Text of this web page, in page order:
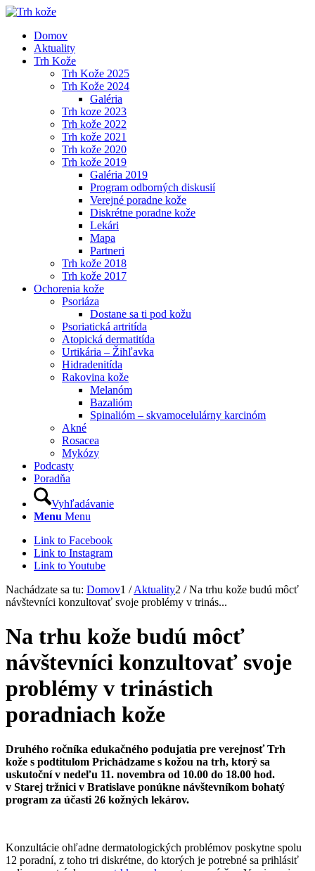
Domov
Aktuality
Trh Kože
Trh Kože 2025
Trh Kože 2024
Galéria
Trh koze 2023
Trh kože 2022
Trh kože 2021
Trh kože 2020
Trh kože 2019
Galéria 2019
Program odborných diskusií
Verejné poradne kože
Diskrétne poradne kože
Lekári
Mapa
Partneri
Trh kože 2018
Trh kože 2017
Ochorenia kože
Psoriáza
Dostane sa ti pod kožu
Psoriatická artritída
Atopická dermatitída
Urtikária – Žihľavka
Hidradenitída
Rakovina kože
Melanóm
Bazalióm
Spinalióm – skvamocelulárny karcinóm
Akné
Rosacea
Mykózy
Podcasty
Poradňa
Vyhľadávanie
Menu Menu
Link to Facebook
Link to Instagram
Link to Youtube
Nachádzate sa tu: Domov1 / Aktuality2 / Na trhu kože budú môcť
návštevníci konzultovať svoje problémy v trinás...
Na trhu kože budú môcť
návštevníci konzultovať svoje
problémy v trinástich
poradniach kože
Druhého ročníka edukačného podujatia pre verejnosť Trh
kože s podtitulom Prichádzame s kožou na trh, ktorý sa
uskutoční v nedeľu 11. novembra od 10.00 do 18.00 hod.
v Starej tržnici v Bratislave ponúkne návštevníkom bohatý
program za účasti 26 kožných lekárov.
Konzultácie ohľadne dermatologických problémov poskytne spolu
12 poradní, z toho tri diskrétne, do ktorých je potrebné sa prihlásiť